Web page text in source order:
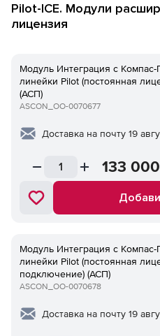
Pilot-ICE. Модули
лицензия
Модуль Интеграция с
линейки Pilot (постоянная
(АСП)
ASCON_ОО-0070677
Доставка на почту 19
133 000
Модуль Интеграция с
линейки Pilot (постоянная
подключение) (АСП)
ASCON_ОО-0070678
Доставка на почту 19